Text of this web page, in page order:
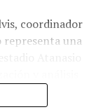
coordinador
representa una